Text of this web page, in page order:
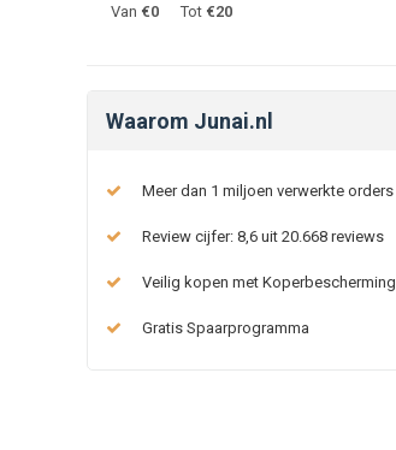
Van €0 Tot €20
Waarom Junai.nl
Meer dan 1 miljoen verwerkte orders
Review cijfer: 8,6 uit 20.668 reviews
Veilig kopen met Koperbescherming
Gratis Spaarprogramma